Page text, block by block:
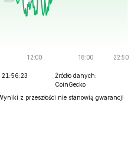
Źródło danych:
CoinGecko
z przeszłości nie stanowią gwarancji